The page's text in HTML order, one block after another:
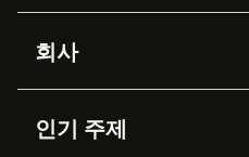
Advanced Data Privacy &
Protection
워크포스 관리
API & 개발자
AI 리서치
고객 사례
회사
채용 정보
인기 주제